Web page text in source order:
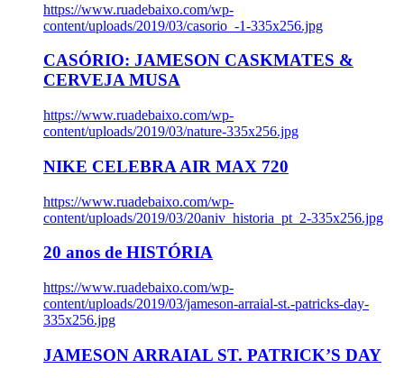
https://www.ruadebaixo.com/wp-
content/uploads/2019/03/casorio_-1-335x256.jpg
CASÓRIO: JAMESON CASKMATES &
CERVEJA MUSA
https://www.ruadebaixo.com/wp-
content/uploads/2019/03/nature-335x256.jpg
NIKE CELEBRA AIR MAX 720
https://www.ruadebaixo.com/wp-
content/uploads/2019/03/20aniv_historia_pt_2-335x256.jpg
20 anos de HISTÓRIA
https://www.ruadebaixo.com/wp-
content/uploads/2019/03/jameson-arraial-st.-patricks-day-
335x256.jpg
JAMESON ARRAIAL ST. PATRICK’S DAY